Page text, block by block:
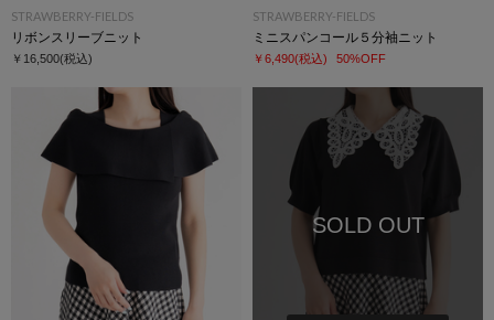
STRAWBERRY-FIELDS
リボンスリーブニット
￥16,500(税込)
STRAWBERRY-FIELDS
ミニスパンコール５分袖ニット
￥6,490(税込) 50%OFF
SOLD OUT